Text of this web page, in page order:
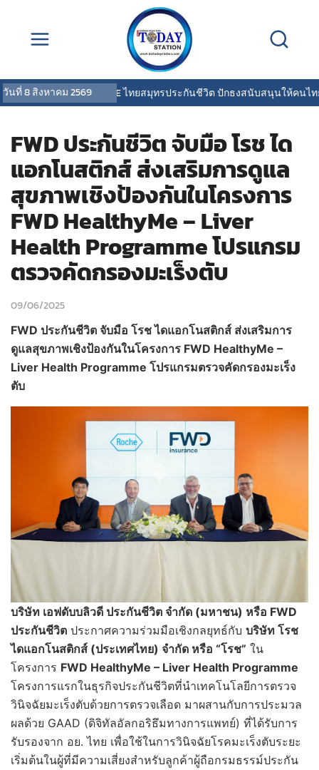
วันที่8 สิงหาคม 2569
OCEAN LIFE ไทยสมุทรประกันชีวิต ปักธงสนับสนุนให้คนไทย
FWD ประกันชีวิต จับมือ โรช ได
แอกโนสติกส์ ส่งเสริมการดูแล
สุขภาพเชิงป้องกันในโครงการ
FWD HealthyMe – Liver
Health Programme โปรแกรม
ตรวจคัดกรองมะเร็งตับ
09/06/2025
FWD ประกันชีวิต จับมือ โรช ไดแอกโนสติกส์ ส่งเสริมการ
ดูแลสุขภาพเชิงป้องกันในโครงการ FWD HealthyMe –
Liver Health Programme โปรแกรมตรวจคัดกรองมะเร็ง
ตับ
บริษัท เอฟดับบลิวดี ประกันชีวิต จำกัด (มหาชน) หรือ FWD
ประกันชีวิต ประกาศความร่วมมือเชิงกลยุทธ์กับ บริษัท โรช
ไดแอกโนสติกส์ (ประเทศไทย) จำกัด หรือ “โรช” ใน
โครงการ FWD HealthyMe – Liver Health Programme
โครงการแรกในธุรกิจประกันชีวิตที่นำเทคโนโลยีการตรวจ
วินิจฉัยมะเร็งตับด้วยการตรวจเลือด มาผสานกับการประมวล
ผลด้วย GAAD (ดิจิทัลอัลกอริธึมทางการแพทย์) ที่ได้รับการ
รับรองจาก อย. ไทย เพื่อใช้ในการวินิจฉัยโรคมะเร็งตับระยะ
เริ่มต้นในผู้ที่มีความเสี่ยงสำหรับลูกค้าผู้ถือกรมธรรม์ประกัน